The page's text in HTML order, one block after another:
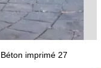
Béton imprimé 27